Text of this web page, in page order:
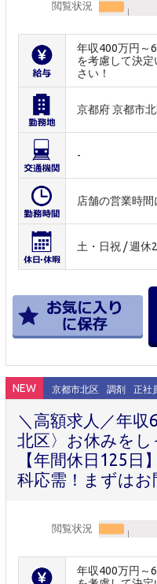
閲覧状況
年収400万円～
を考慮して決
さい！
京都府 京都市
-
店舗の営業時間
土・日祝 / 週休
NEW 京都市北区 調剤 正社
＼高額求人／年収
北区〉お休みをし
【年間休日125日
科応需！まずはお
閲覧状況
年収400万円～